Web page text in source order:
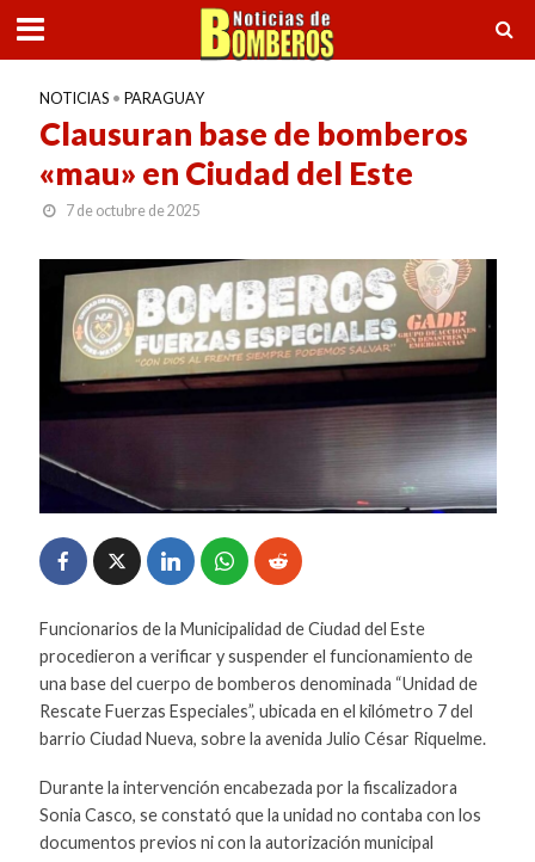
NOTICIAS • PARAGUAY
Clausuran base de bomberos
«mau» en Ciudad del Este
7 de octubre de 2025
Funcionarios de la Municipalidad de Ciudad del Este
procedieron a verificar y suspender el funcionamiento de
una base del cuerpo de bomberos denominada “Unidad de
Rescate Fuerzas Especiales”, ubicada en el kilómetro 7 del
barrio Ciudad Nueva, sobre la avenida Julio César Riquelme.
Durante la intervención encabezada por la fiscalizadora
Sonia Casco, se constató que la unidad no contaba con los
documentos previos ni con la autorización municipal